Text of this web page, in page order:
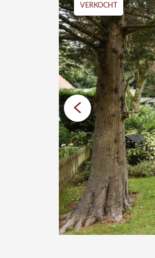
VERKOCHT